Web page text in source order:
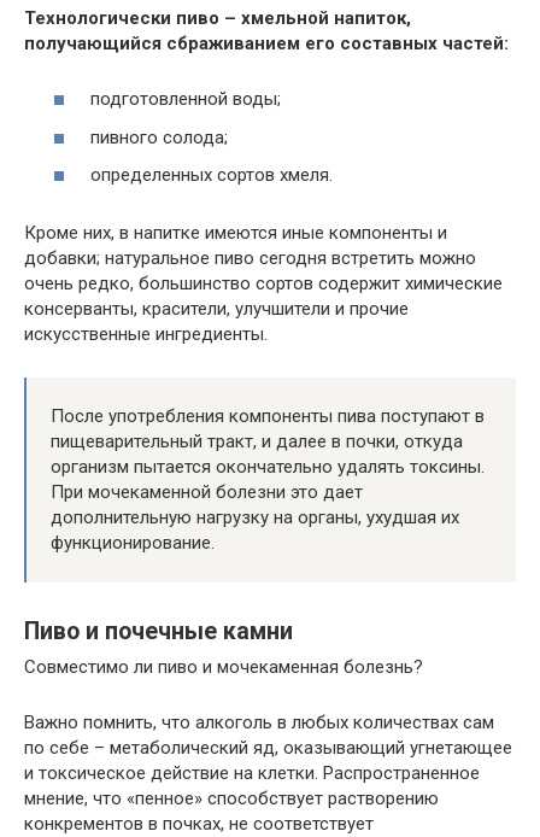
Технологически пиво – хмельной напиток,
получающийся сбраживанием его составных частей:
подготовленной воды;
пивного солода;
определенных сортов хмеля.
Кроме них, в напитке имеются иные компоненты и
добавки; натуральное пиво сегодня встретить можно
очень редко, большинство сортов содержит химические
консерванты, красители, улучшители и прочие
искусственные ингредиенты.
После употребления компоненты пива поступают в
пищеварительный тракт, и далее в почки, откуда
организм пытается окончательно удалять токсины.
При мочекаменной болезни это дает
дополнительную нагрузку на органы, ухудшая их
функционирование.
Пиво и почечные камни
Совместимо ли пиво и мочекаменная болезнь?
Важно помнить, что алкоголь в любых количествах сам
по себе – метаболический яд, оказывающий угнетающее
и токсическое действие на клетки. Распространенное
мнение, что «пенное» способствует растворению
конкрементов в почках, не соответствует